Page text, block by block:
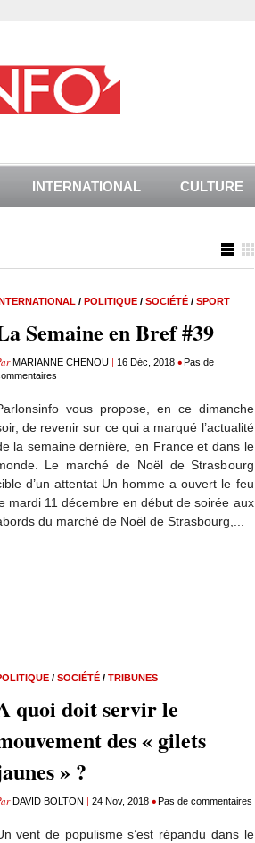
INTERNATIONAL CULTURE
/ POLITIQUE/ SOCIÉTÉ/ SPORT
Semaine en Bref #39
MARIANNE CHENOU| 16 Déc, 2018 •Pas de
vous propose, en ce dimanche
de revenir sur ce qui a marqué l’actualité
la semaine dernière, en France et dans le
Le marché de Noël de Strasbourg
d’un attentat Un homme a ouvert le feu
mardi 11 décembre en début de soirée aux
du marché de Noël de Strasbourg,...
/ SOCIÉTÉ/ TRIBUNES
quoi doit servir le
des « gilets
» ?
DAVID BOLTON | 24 Nov, 2018 •Pas de commentaires
vent de populisme s’est répandu dans le